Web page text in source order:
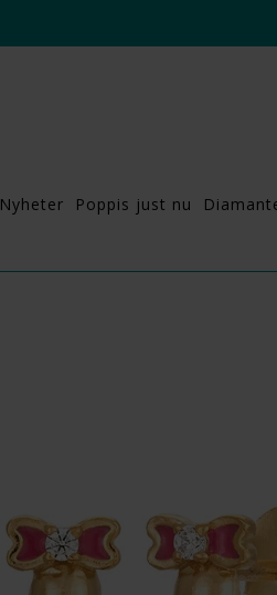
Nyheter Poppis just nu